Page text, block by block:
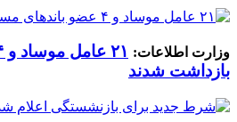
وزارت اطلاعات:
بازداشت شدند